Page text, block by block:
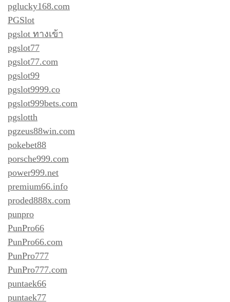
pglucky168.com
PGSlot
pgslot ทางเข้า
pgslot77
pgslot77.com
pgslot99
pgslot9999.co
pgslot999bets.com
pgslotth
pgzeus88win.com
pokebet88
porsche999.com
power999.net
premium66.info
proded888x.com
punpro
PunPro66
PunPro66.com
PunPro777
PunPro777.com
puntaek66
puntaek77